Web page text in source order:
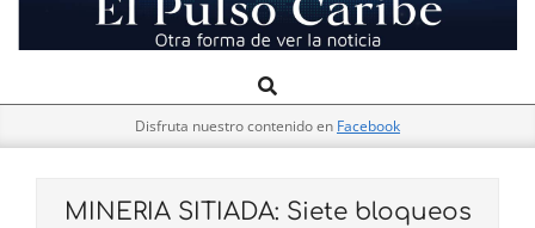
El
Pulso
Navigation
Search
Disfruta nuestro contenido en Facebook
MINERIA SITIADA: Siete bloqueos